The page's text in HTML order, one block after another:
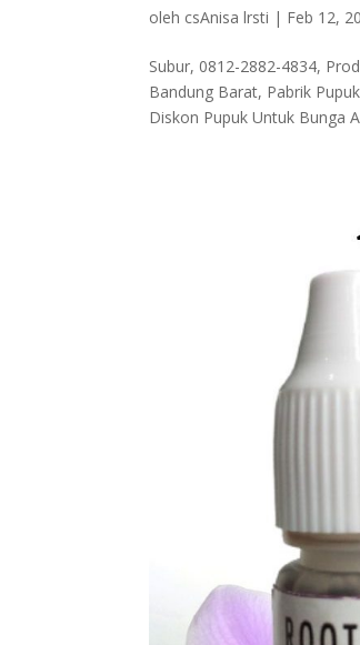
oleh csAnisa lrsti | Feb 12,
Subur, 0812-2882-4834,
Bandung Barat, Pabrik
Diskon Pupuk Untuk Bunga